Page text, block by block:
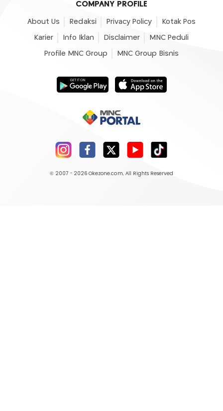
COMPANY PROFILE
About Us Redaksi Privacy Policy Kotak Pos
Karier Info Iklan Disclaimer MNC Peduli
Profile MNC Group MNC Group Bisnis
© 2007 - 2026 Okezone.com, All Rights Reserved